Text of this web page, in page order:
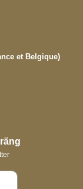
et Belgique)